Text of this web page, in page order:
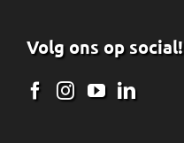
Volg ons op social!